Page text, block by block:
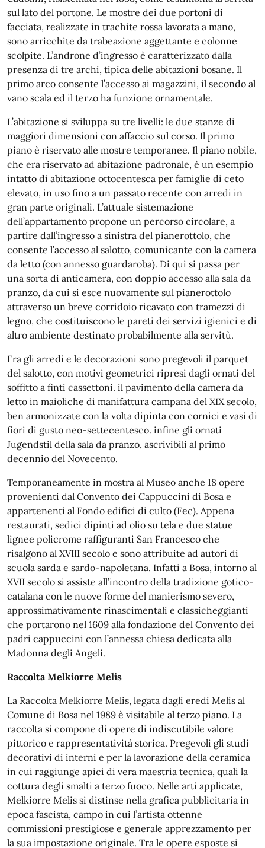
sul lato del portone. Le mostre dei due portoni di
facciata, realizzate in trachite rossa lavorata a mano,
sono arricchite da trabeazione aggettante e colonne
scolpite. L’androne d’ingresso è caratterizzato dalla
presenza di tre archi, tipica delle abitazioni bosane. Il
primo arco consente l’accesso ai magazzini, il secondo al
vano scala ed il terzo ha funzione ornamentale.
L’abitazione si sviluppa su tre livelli: le due stanze di
maggiori dimensioni con affaccio sul corso. Il primo
piano è riservato alle mostre temporanee. Il piano nobile,
che era riservato ad abitazione padronale, è un esempio
intatto di abitazione ottocentesca per famiglie di ceto
elevato, in uso fino a un passato recente con arredi in
gran parte originali. L’attuale sistemazione
dell’appartamento propone un percorso circolare, a
partire dall’ingresso a sinistra del pianerottolo, che
consente l’accesso al salotto, comunicante con la camera
da letto (con annesso guardaroba). Di qui si passa per
una sorta di anticamera, con doppio accesso alla sala da
pranzo, da cui si esce nuovamente sul pianerottolo
attraverso un breve corridoio ricavato con tramezzi di
legno, che costituiscono le pareti dei servizi igienici e di
altro ambiente destinato probabilmente alla servitù.
Fra gli arredi e le decorazioni sono pregevoli il parquet
del salotto, con motivi geometrici ripresi dagli ornati del
soffitto a finti cassettoni. il pavimento della camera da
letto in maioliche di manifattura campana del XIX secolo,
ben armonizzate con la volta dipinta con cornici e vasi di
fiori di gusto neo-settecentesco. infine gli ornati
Jugendstil della sala da pranzo, ascrivibili al primo
decennio del Novecento.
Temporaneamente in mostra al Museo anche 18 opere
provenienti dal Convento dei Cappuccini di Bosa e
appartenenti al Fondo edifici di culto (Fec). Appena
restaurati, sedici dipinti ad olio su tela e due statue
lignee policrome raffiguranti San Francesco che
risalgono al XVIII secolo e sono attribuite ad autori di
scuola sarda e sardo-napoletana. Infatti a Bosa, intorno al
XVII secolo si assiste all’incontro della tradizione gotico-
catalana con le nuove forme del manierismo severo,
approssimativamente rinascimentali e classicheggianti
che portarono nel 1609 alla fondazione del Convento dei
padri cappuccini con l’annessa chiesa dedicata alla
Madonna degli Angeli.
Raccolta Melkiorre Melis
La Raccolta Melkiorre Melis, legata dagli eredi Melis al
Comune di Bosa nel 1989 è visitabile al terzo piano. La
raccolta si compone di opere di indiscutibile valore
pittorico e rappresentatività storica. Pregevoli gli studi
decorativi di interni e per la lavorazione della ceramica
in cui raggiunge apici di vera maestria tecnica, quali la
cottura degli smalti a terzo fuoco. Nelle arti applicate,
Melkiorre Melis si distinse nella grafica pubblicitaria in
epoca fascista, campo in cui l’artista ottenne
commissioni prestigiose e generale apprezzamento per
la sua impostazione originale. Tra le opere esposte si